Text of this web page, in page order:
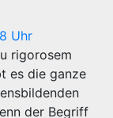
Uhr
rigorosem
es die ganze
der Begriff